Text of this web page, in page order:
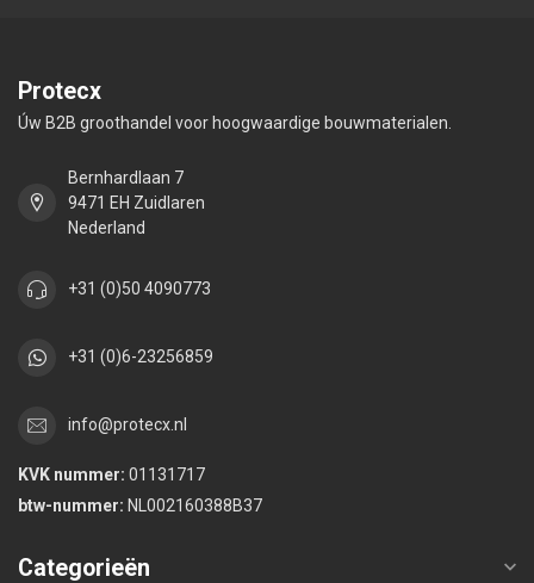
Protecx
Úw B2B groothandel voor hoogwaardige bouwmaterialen.
Bernhardlaan 7
9471 EH Zuidlaren
Nederland
+31 (0)50 4090773
+31 (0)6-23256859
info@protecx.nl
KVK nummer: 01131717
btw-nummer: NL002160388B37
Categorieën